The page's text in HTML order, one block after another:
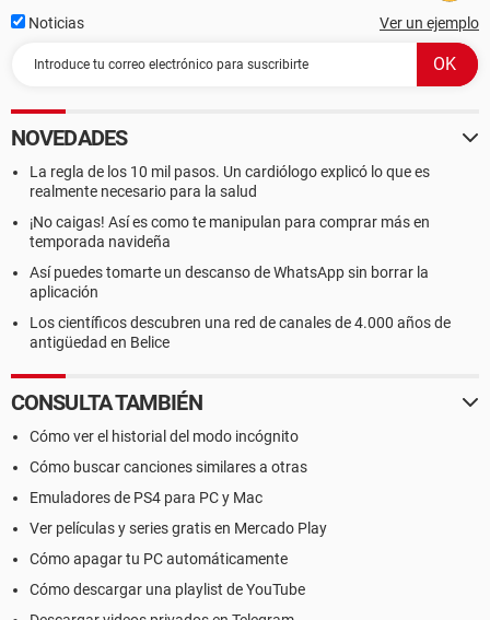
Noticias Ver un ejemplo
NOVEDADES
La regla de los 10 mil pasos. Un cardiólogo explicó lo que es
realmente necesario para la salud
¡No caigas! Así es como te manipulan para comprar más en
temporada navideña
Así puedes tomarte un descanso de WhatsApp sin borrar la
aplicación
Los científicos descubren una red de canales de 4.000 años de
antigüedad en Belice
CONSULTA TAMBIÉN
Cómo ver el historial del modo incógnito
Cómo buscar canciones similares a otras
Emuladores de PS4 para PC y Mac
Ver películas y series gratis en Mercado Play
Cómo apagar tu PC automáticamente
Cómo descargar una playlist de YouTube